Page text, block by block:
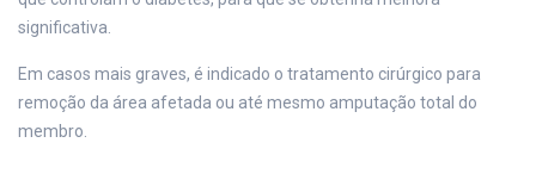
significativa.
Em casos mais graves, é indicado o tratamento cirúrgico para
remoção da área afetada ou até mesmo amputação total do
membro.